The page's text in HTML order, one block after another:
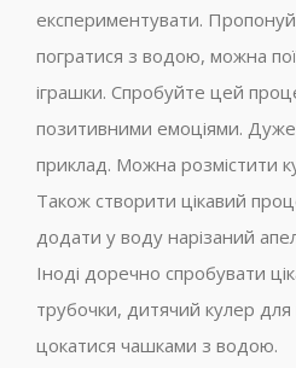
експериментувати.
погратися з водою, можна
іграшки. Спробуйте цей
позитивними емоціями.
приклад. Можна розмістити
Також створити цікавий
додати у воду нарізаний
Іноді доречно спробувати
трубочки, дитячий кулер
цокатися чашками з водою.